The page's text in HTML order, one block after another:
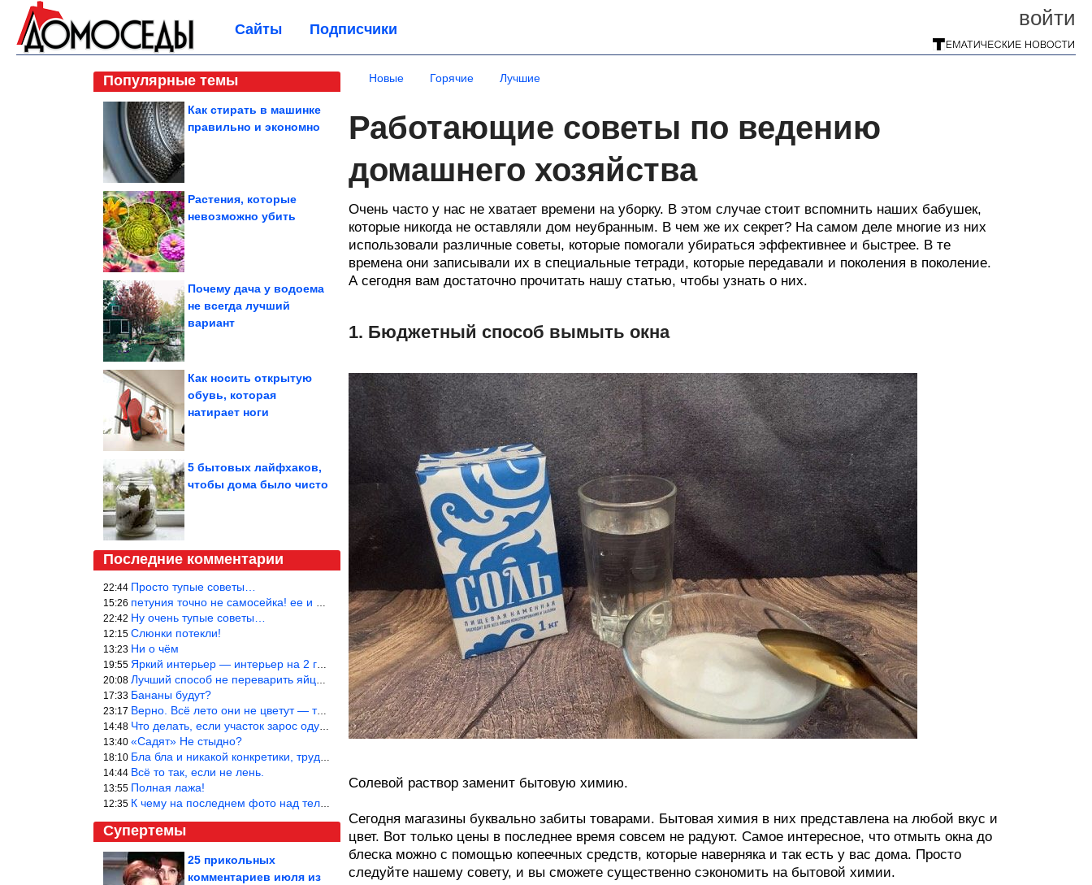
войти
Сайты Подписчики
Популярные темы
Как стирать в машинке
правильно и экономно
Растения, которые
невозможно убить
Почему дача у водоема
не всегда лучший
вариант
Как носить открытую
обувь, которая
натирает ноги
5 бытовых лайфхаков,
чтобы дома было чисто
Последние комментарии
22:44 Просто тупые советы…
15:26 петуния точно не самосейка! ее и из рассады тяжело вырастить!
22:42 Ну очень тупые советы…
12:15 Слюнки потекли!
13:23 Ни о чём
19:55 Яркий интерьер — интерьер на 2 года! Человек должен отдыхать в с
20:08 Лучший способ не переварить яйцо — довести его до кипения и выкл
17:33 Бананы будут?
23:17 Верно. Всё лето они не цветут — только в его начале. Достаточно
14:48 Что делать, если участок зарос одуванчиками — ничего.
13:40 «Садят» Не стыдно?
18:10 Бла бла и никакой конкретики, трудно указать наименование рекоме
14:44 Всё то так, если не лень.
13:55 Полная лажа!
12:35 К чему на последнем фото над телевизором две полки? Делают интер
Супертемы
Вещи, созданные
25 прикольных
комментариев июля из
Новые Горячие Лучшие
Работающие советы по ведению
домашнего хозяйства
Очень часто у нас не хватает времени на уборку. В этом случае стоит вспомнить наших бабушек,
которые никогда не оставляли дом неубранным. В чем же их секрет? На самом деле многие из них
использовали различные советы, которые помогали убираться эффективнее и быстрее. В те
времена они записывали их в специальные тетради, которые передавали и поколения в поколение.
А сегодня вам достаточно прочитать нашу статью, чтобы узнать о них.
1. Бюджетный способ вымыть окна
Солевой раствор заменит бытовую химию.
Сегодня магазины буквально забиты товарами. Бытовая химия в них представлена на любой вкус и
цвет. Вот только цены в последнее время совсем не радуют. Самое интересное, что отмыть окна до
блеска можно с помощью копеечных средств, которые наверняка и так есть у вас дома. Просто
следуйте нашему совету, и вы сможете существенно сэкономить на бытовой химии.